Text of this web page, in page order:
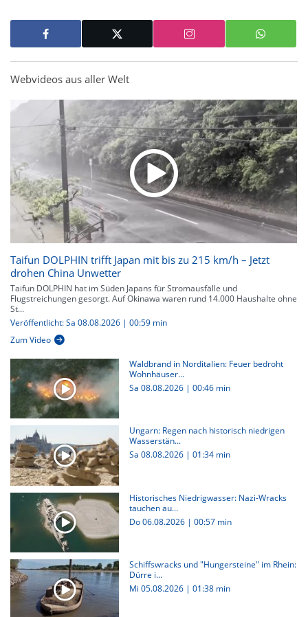
Webvideos aus aller Welt
Taifun DOLPHIN trifft Japan mit bis zu 215 km/h – Jetzt
drohen China Unwetter
Taifun DOLPHIN hat im Süden Japans für Stromausfälle und
Flugstreichungen gesorgt. Auf Okinawa waren rund 14.000 Haushalte ohne
St...
Veröffentlicht: Sa 08.08.2026 | 00:59 min
Zum Video
Waldbrand in Norditalien: Feuer bedroht
Wohnhäuser...
Sa 08.08.2026 | 00:46 min
Ungarn: Regen nach historisch niedrigen
Wasserstän...
Sa 08.08.2026 | 01:34 min
Historisches Niedrigwasser: Nazi-Wracks
tauchen au...
Do 06.08.2026 | 00:57 min
Schiffswracks und "Hungersteine" im Rhein:
Dürre i...
Mi 05.08.2026 | 01:38 min